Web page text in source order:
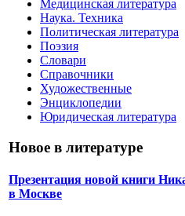
Медицинская литература
Наука. Техника
Политическая литература
Поэзия
Словари
Справочники
Художественные
Энциклопедии
Юридическая литература
Новое в литературе
Презентация новой книги
в Москве